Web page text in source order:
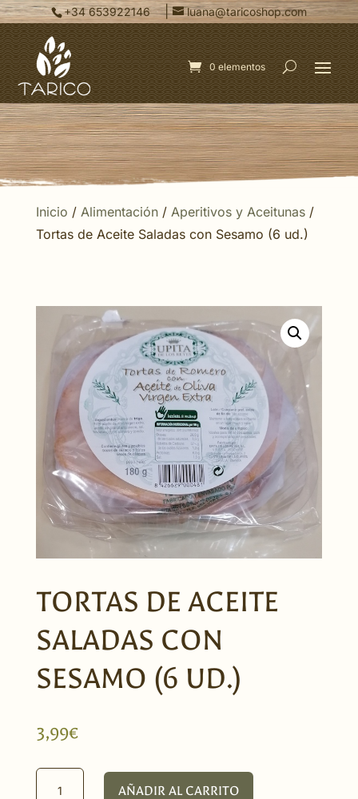
+34 653922146 | luana@taricoshop.com
0 elementos
Inicio / Alimentación/ Aperitivos y Aceitunas/
Tortas de Aceite Saladas con Sesamo (6 ud.)
TORTAS DE ACEITE
SALADAS CON
SESAMO (6 UD.)
3,99€
AÑADIR AL CARRITO